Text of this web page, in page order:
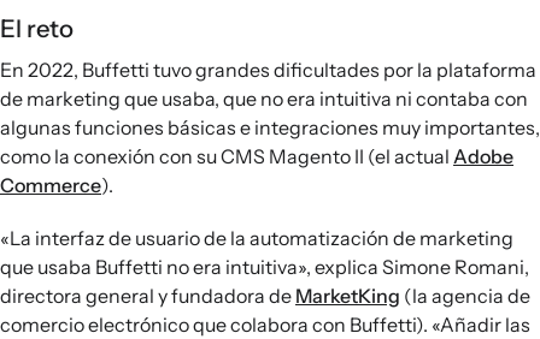
El reto
En 2022, Buffetti tuvo grandes dificultades por la plataforma
de marketing que usaba, que no era intuitiva ni contaba con
algunas funciones básicas e integraciones muy importantes,
como la conexión con su CMS Magento II (el actual Adobe
Commerce).
«La interfaz de usuario de la automatización de marketing
que usaba Buffetti no era intuitiva», explica Simone Romani,
directora general y fundadora de MarketKing (la agencia de
comercio electrónico que colabora con Buffetti). «Añadir las